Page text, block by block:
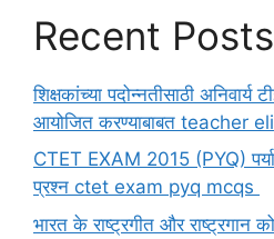
Recent Posts
शिक्षकांच्या पदोन्नतीसाठी अनिवार्य
आयोजित करण्याबाबत teacher
CTET EXAM 2015 (PYQ)
प्रश्न ctet exam pyq mcqs
भारत के राष्ट्रगीत और राष्ट्रगान